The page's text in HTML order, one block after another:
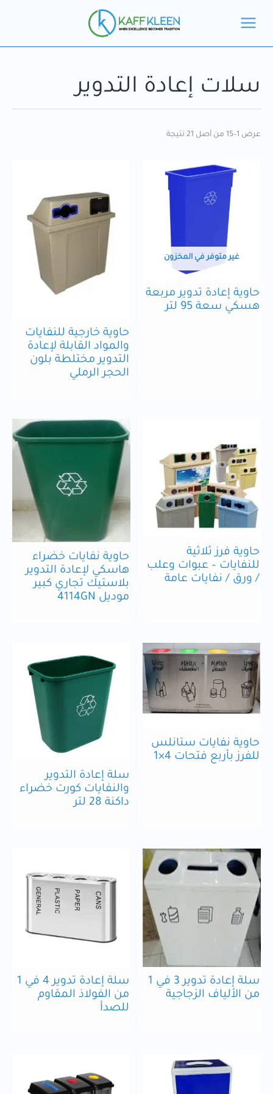
سلات إعادة التدوير
عرض 1–15 من أصل 21 نتيجة
غير متوفر في المخزون
حاوية إعادة تدوير مربعة
هسكي سعة 95 لتر
حاوية خارجية للنفايات
والمواد القابلة لإعادة
التدوير مختلطة بلون
الحجر الرملي
حاوية فرز ثلاثية
للنفايات – عبوات وعلب
/ ورق / نفايات عامة
حاوية نفايات خضراء
هاسكي لإعادة التدوير
بلاستيك تجاري كبير
موديل 4114GN
حاوية نفايات ستانلس
للفرز بأربع فتحات 4×1
سلة إعادة التدوير
والنفايات كورت خضراء
داكنة 28 لتر
سلة إعادة تدوير 3 في 1
من الألياف الزجاجية
سلة إعادة تدوير 4 في 1
من الفولاذ المقاوم
للصدأ